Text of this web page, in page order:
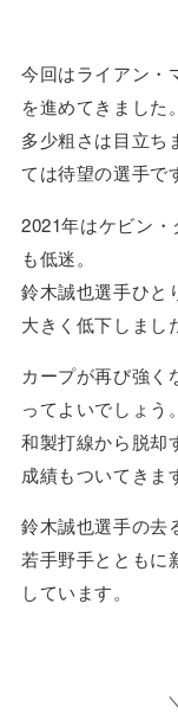
今回はライアン・
を進めてきました。
多少粗さは目立ち
ては待望の選手で
2021年はケビン
も低迷。
鈴木誠也選手ひと
大きく低下しまし
カープが再び強く
ってよいでしょう。
和製打線から脱却
成績もついてきま
鈴木誠也選手の去
若手野手とともに
しています。